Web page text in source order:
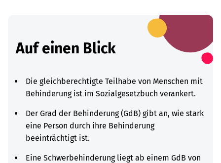
Auf einen Blick
Die gleichberechtigte Teilhabe von Menschen mit
Behinderung ist im Sozialgesetzbuch verankert.
Der Grad der Behinderung (GdB) gibt an, wie stark
eine Person durch ihre Behinderung
beeinträchtigt ist.
Eine Schwerbehinderung liegt ab einem GdB von